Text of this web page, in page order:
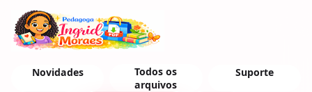
Novidades
Todos os
arquivos
Suporte